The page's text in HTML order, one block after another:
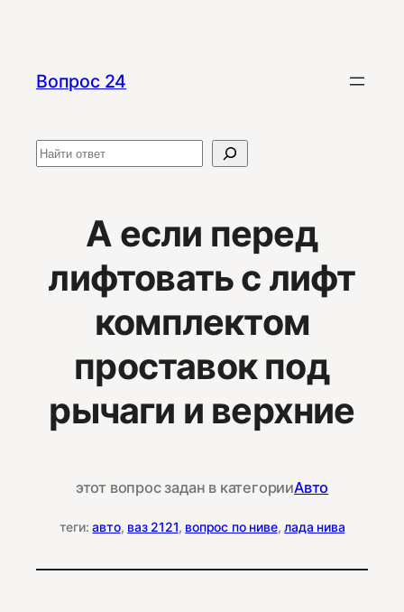
содержимому
Вопрос 24
Поиск
А если перед
лифтовать с лифт
комплектом
проставок под
рычаги и верхние
этот вопрос задан в категорииАвто
теги:авто, ваз 2121, вопрос по ниве, лада нива